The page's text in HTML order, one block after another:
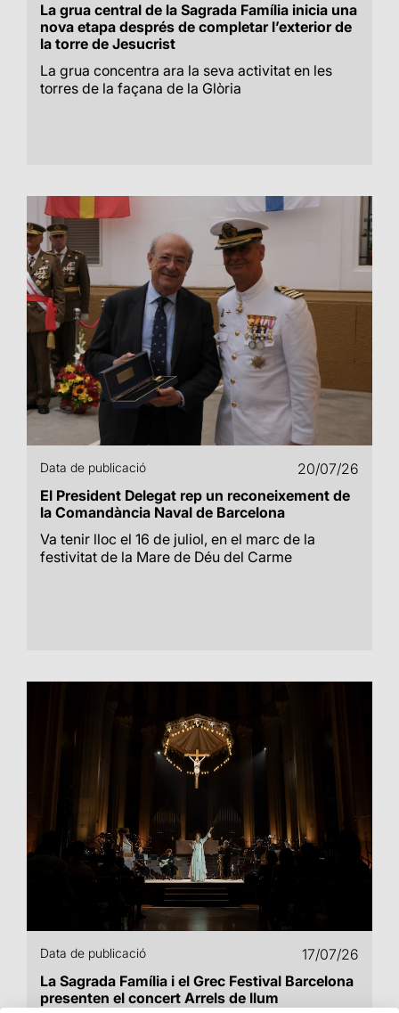
La grua central de la Sagrada Família inicia una
nova etapa després de completar l’exterior de
la torre de Jesucrist
La grua concentra ara la seva activitat en les
torres de la façana de la Glòria
Data de publicació
20/07/26
El President Delegat rep un reconeixement de
la Comandància Naval de Barcelona
Va tenir lloc el 16 de juliol, en el marc de la
festivitat de la Mare de Déu del Carme
Data de publicació
17/07/26
La Sagrada Família i el Grec Festival Barcelona
presenten el concert Arrels de llum